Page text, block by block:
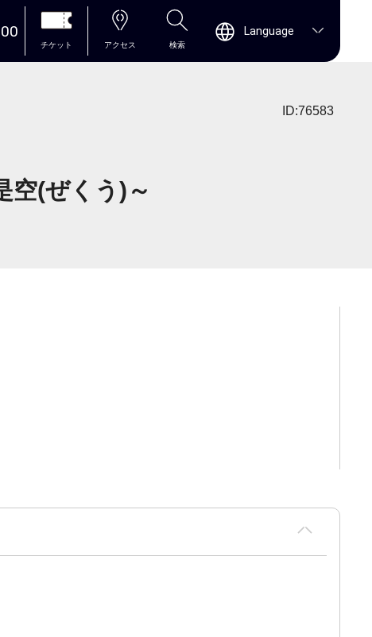
チケット アクセス 検索
Language
ID:76583
(ぜくう)～